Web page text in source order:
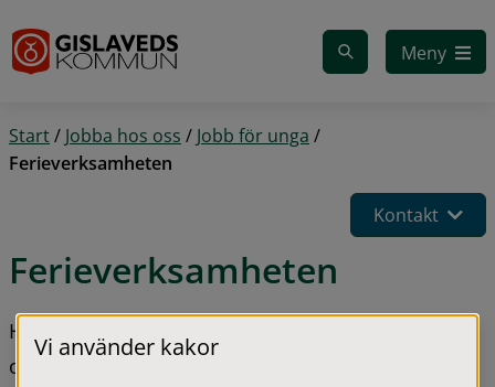
Meny
Start/ Jobba hos oss / Jobb för unga /
Ferieverksamheten
Kontakt
Ferieverksamheten
Här hittar du information om Ferieverksamheten
och hur ungdomar ska gå tillväga för att få jobba
Vi använder kakor